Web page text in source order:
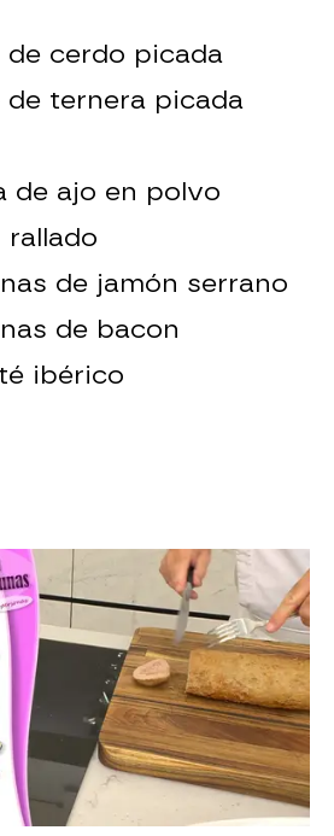
de cerdo picada
de ternera picada
de ajo en polvo
rallado
de jamón serrano
de bacon
ibérico